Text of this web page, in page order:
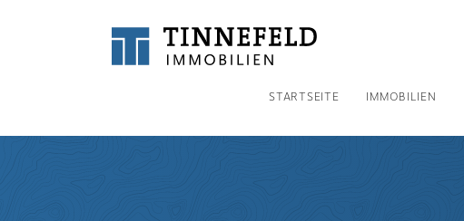
STARTSEITE IMMOBILIEN